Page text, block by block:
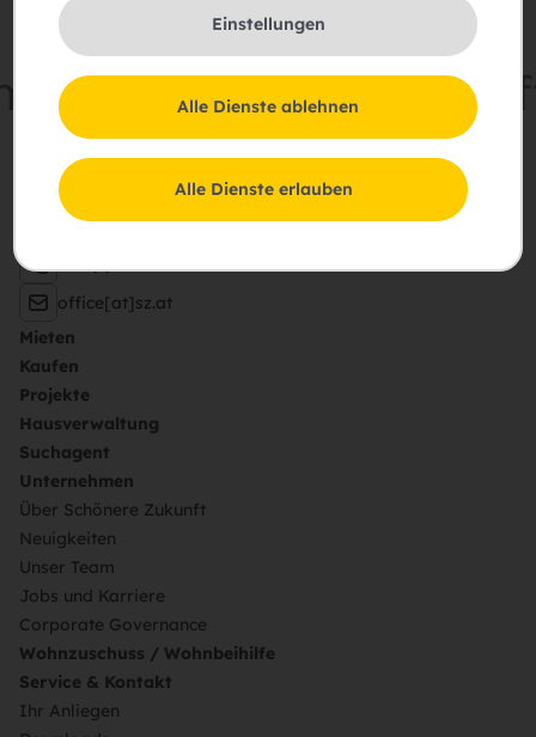
Zukunft
Schießstattring 37a, 3100 St. Pölten
pA Hietzinger Hauptstraße 119, 1130 Wien
office[at]sz.at
Mieten
Kaufen
Projekte
Hausverwaltung
Suchagent
Unternehmen
Über Schönere Zukunft
Neuigkeiten
Unser Team
Jobs und Karriere
Corporate Governance
Wohnzuschuss / Wohnbeihilfe
Service & Kontakt
Ihr Anliegen
Einstellungen
Alle Dienste ablehnen
Alle Dienste erlauben